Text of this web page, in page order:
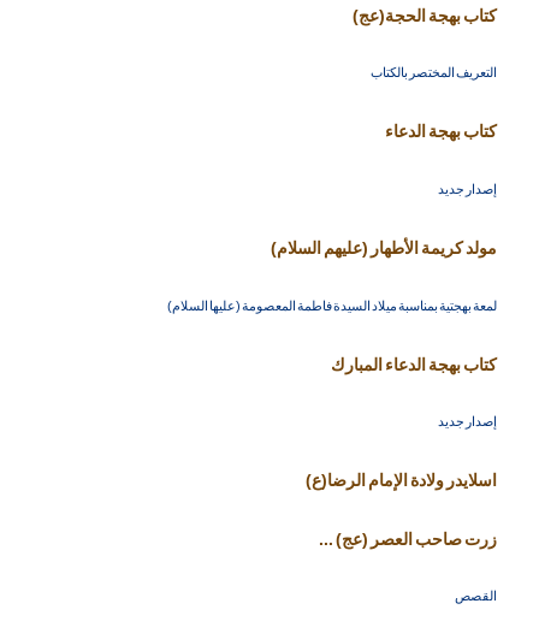
كتاب بهجة الحجة(عج)
التعريف المختصر بالكتاب
كتاب بهجة الدعاء
إصدار جديد
مولد كريمة الأطهار (عليهم السلام)
لمعة بهجتية بمناسبة ميلاد السيدة فاطمة المعصومة (عليها السلام)
كتاب بهجة الدعاء المبارك
إصدار جديد
اسلايدر ولادة الإمام الرضا(ع)
زرت صاحب العصر (عج) ...
القصص